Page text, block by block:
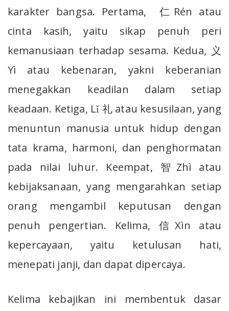
karakter bangsa. Pertama, 仁Rén atau
cinta kasih, yaitu sikap penuh peri
kemanusiaan terhadap sesama. Kedua, 义
Yì atau kebenaran, yakni keberanian
menegakkan keadilan dalam setiap
keadaan. Ketiga, Lǐ 礼 atau kesusilaan, yang
menuntun manusia untuk hidup dengan
tata krama, harmoni, dan penghormatan
pada nilai luhur. Keempat, 智Zhì atau
kebijaksanaan, yang mengarahkan setiap
orang mengambil keputusan dengan
penuh pengertian. Kelima, 信Xìn atau
kepercayaan, yaitu ketulusan hati,
menepati janji, dan dapat dipercaya.
Kelima kebajikan ini membentuk dasar